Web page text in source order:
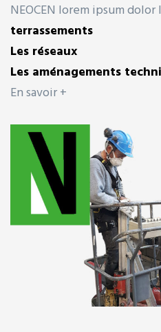
NEOCEN lorem ipsum
terrassements
Les réseaux
Les aménagements
En savoir +